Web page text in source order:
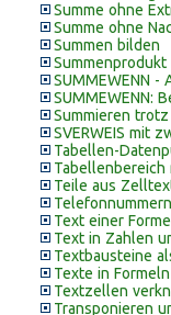
Summe ohne
Summe ohne
Summen bilden
SUMMEWENN -
SUMMEWENN:
Summieren
SVERWEIS mit
Tabellen-
Tabellenbereich
Teile aus
Text einer
Text in Zahlen
Textbausteine
Texte in Formeln
Textzellen
Transponieren